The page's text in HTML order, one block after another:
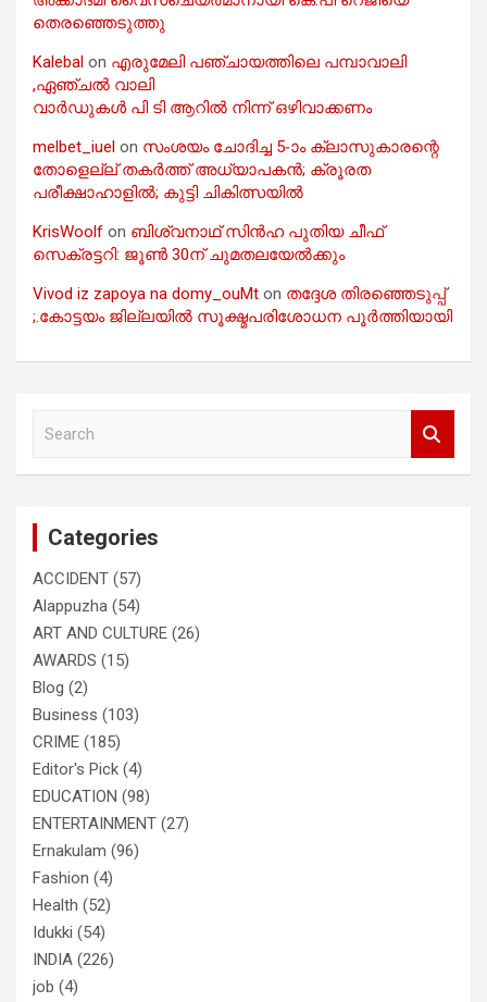
തെരഞ്ഞെടുത്തു
Kalebal on എരുമേലി പഞ്ചായത്തിലെ പമ്പാവാലി
,ഏഞ്ചൽ വാലി
വാർഡുകൾ പി ടി ആറിൽ നിന്ന് ഒഴിവാക്കണം
melbet_iuel on സംശയം ചോദിച്ച 5-ാം ക്ലാസുകാരന്റെ
തോളെല്ല് തകർത്ത് അധ്യാപകൻ; ക്രൂരത
പരീക്ഷാഹാളിൽ; കുട്ടി ചികിത്സയിൽ
KrisWoolf on ബിശ്വനാഥ് സിൻഹ പുതിയ ചീഫ്
സെക്രട്ടറി: ജൂൺ 30ന് ചുമതലയേൽക്കും
Vivod iz zapoya na domy_ouMt on തദ്ദേശ തിരഞ്ഞെടുപ്പ്
;.കോട്ടയം ജില്ലയിൽ സൂക്ഷ്മപരിശോധന പൂർത്തിയായി
Categories
ACCIDENT (57)
Alappuzha (54)
ART AND CULTURE (26)
AWARDS (15)
Blog (2)
Business (103)
CRIME (185)
Editor's Pick (4)
EDUCATION (98)
ENTERTAINMENT (27)
Ernakulam (96)
Fashion (4)
Health (52)
Idukki (54)
INDIA (226)
job (4)